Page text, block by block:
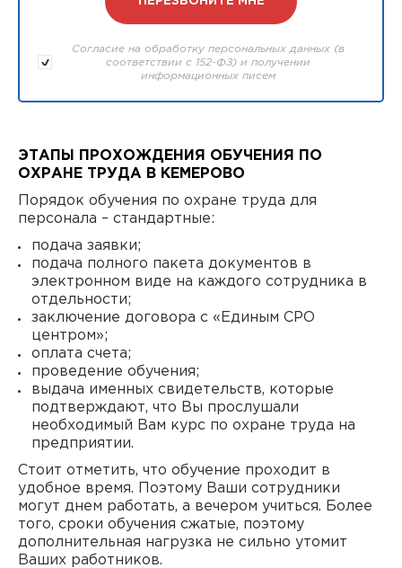
Согласие на обработку персональных данных (в
соответствии с 152-ФЗ) и получении
информационных писем
ЭТАПЫ ПРОХОЖДЕНИЯ ОБУЧЕНИЯ ПО
ОХРАНЕ ТРУДА В КЕМЕРОВО
Порядок обучения по охране труда для
персонала – стандартные:
подача заявки;
подача полного пакета документов в
электронном виде на каждого сотрудника в
отдельности;
заключение договора с «Единым СРО
центром»;
оплата счета;
проведение обучения;
выдача именных свидетельств, которые
подтверждают, что Вы прослушали
необходимый Вам курс по охране труда на
предприятии.
Стоит отметить, что обучение проходит в
удобное время. Поэтому Ваши сотрудники
могут днем работать, а вечером учиться. Более
того, сроки обучения сжатые, поэтому
дополнительная нагрузка не сильно утомит
Ваших работников.